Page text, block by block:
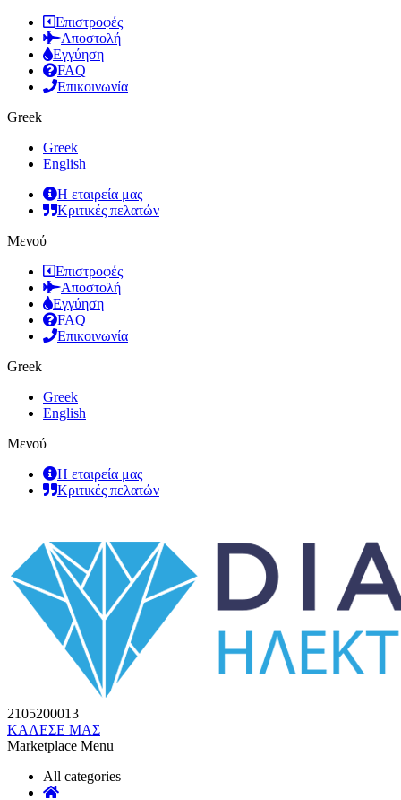
Επιστροφές
Αποστολή
Εγγύηση
FAQ
Επικοινωνία
Greek
Greek
English
Η εταιρεία μας
Κριτικές πελατών
Μενού
Επιστροφές
Αποστολή
Εγγύηση
FAQ
Επικοινωνία
Greek
Greek
English
Μενού
Η εταιρεία μας
Κριτικές πελατών
2105200013
ΚΑΛΕΣΕ ΜΑΣ
Marketplace Menu
All categories